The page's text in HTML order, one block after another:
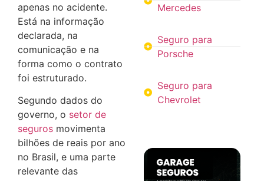
apenas no acidente.
Está na informação
declarada, na
comunicação e na
forma como o contrato
foi estruturado.
Segundo dados do
governo, o setor de
seguros movimenta
bilhões de reais por ano
no Brasil, e uma parte
relevante das
Mercedes
Seguro para
Porsche
Seguro para
Chevrolet